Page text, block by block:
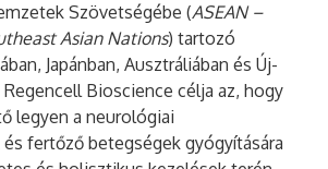
Szövetségébe (ASEAN –
Asian Nations) tartozó
Japánban, Ausztráliában és Új-
Bioscience célja az, hogy
legyen a neurológiai
fertőző betegségek gyógyítására